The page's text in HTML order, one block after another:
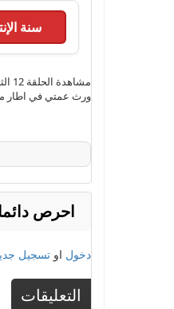
سنة
ورث عمتي في اطار
احرص
دخول او تسجيل
التعليقات